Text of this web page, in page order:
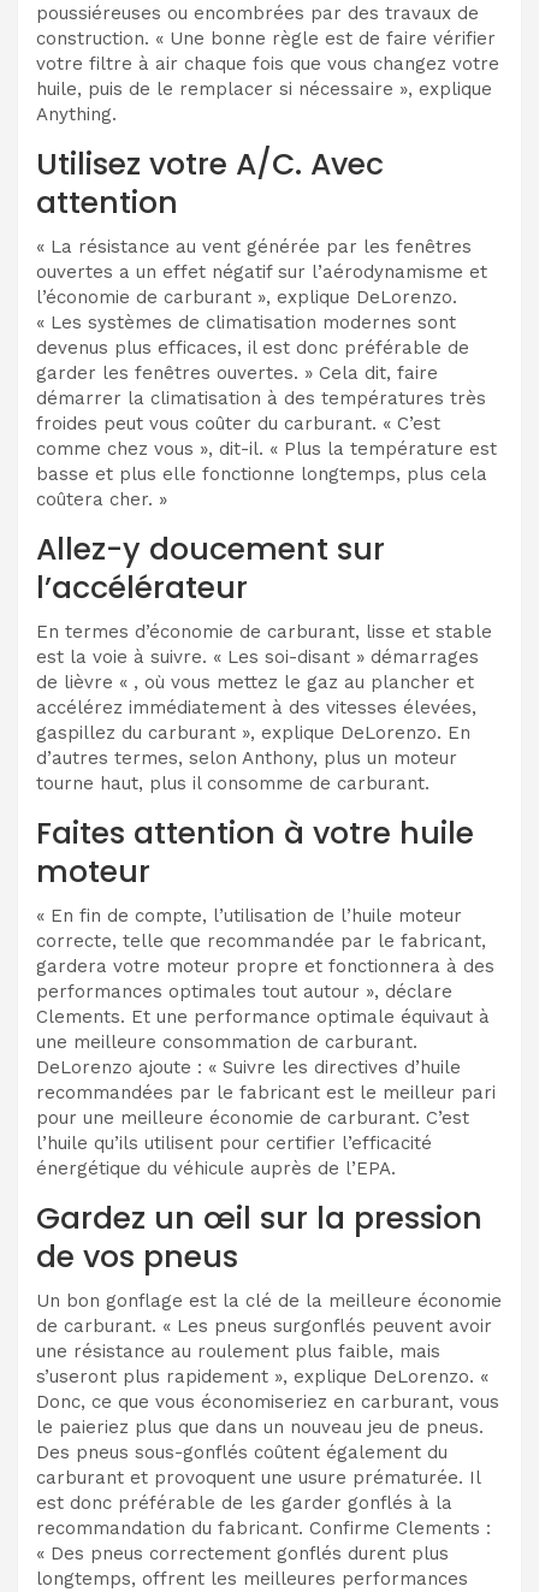
poussiéreuses ou encombrées par des travaux de
construction. « Une bonne règle est de faire vérifier
votre filtre à air chaque fois que vous changez votre
huile, puis de le remplacer si nécessaire », explique
Anything.
Utilisez votre A/C. Avec
attention
« La résistance au vent générée par les fenêtres
ouvertes a un effet négatif sur l’aérodynamisme et
l’économie de carburant », explique DeLorenzo.
« Les systèmes de climatisation modernes sont
devenus plus efficaces, il est donc préférable de
garder les fenêtres ouvertes. » Cela dit, faire
démarrer la climatisation à des températures très
froides peut vous coûter du carburant. « C’est
comme chez vous », dit-il. « Plus la température est
basse et plus elle fonctionne longtemps, plus cela
coûtera cher. »
Allez-y doucement sur
l’accélérateur
En termes d’économie de carburant, lisse et stable
est la voie à suivre. « Les soi-disant » démarrages
de lièvre « , où vous mettez le gaz au plancher et
accélérez immédiatement à des vitesses élevées,
gaspillez du carburant », explique DeLorenzo. En
d’autres termes, selon Anthony, plus un moteur
tourne haut, plus il consomme de carburant.
Faites attention à votre huile
moteur
« En fin de compte, l’utilisation de l’huile moteur
correcte, telle que recommandée par le fabricant,
gardera votre moteur propre et fonctionnera à des
performances optimales tout autour », déclare
Clements. Et une performance optimale équivaut à
une meilleure consommation de carburant.
DeLorenzo ajoute : « Suivre les directives d’huile
recommandées par le fabricant est le meilleur pari
pour une meilleure économie de carburant. C’est
l’huile qu’ils utilisent pour certifier l’efficacité
énergétique du véhicule auprès de l’EPA.
Gardez un œil sur la pression
de vos pneus
Un bon gonflage est la clé de la meilleure économie
de carburant. « Les pneus surgonflés peuvent avoir
une résistance au roulement plus faible, mais
s’useront plus rapidement », explique DeLorenzo. «
Donc, ce que vous économiseriez en carburant, vous
le paieriez plus que dans un nouveau jeu de pneus.
Des pneus sous-gonflés coûtent également du
carburant et provoquent une usure prématurée. Il
est donc préférable de les garder gonflés à la
recommandation du fabricant. Confirme Clements :
« Des pneus correctement gonflés durent plus
longtemps, offrent les meilleures performances